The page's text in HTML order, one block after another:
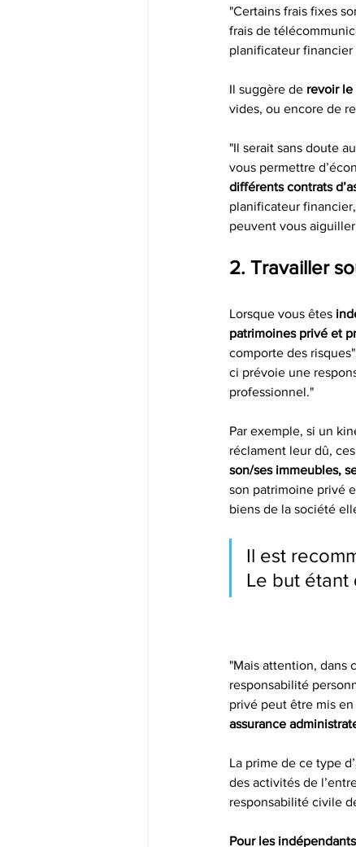
"Certains frais fixes
frais de
planificateur
Il suggère de revoir le
vides, ou encore de
"Il serait sans doute
vous permettre
différents contrats
planificateur
peuvent vous
2. Travailler
Lorsque vous êtes
patrimoines privé et
comporte des
ci prévoie une
professionnel."
Par exemple, si un
réclament leur dû,
son/ses immeubles,
son patrimoine privé
biens de la société
Il est
Le but étant
"Mais attention, dans
responsabilité
privé peut être mis
assurance
La prime de ce type
des activités de
responsabilité civile
Pour les